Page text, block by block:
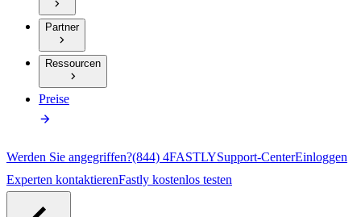
Partner
Ressourcen
Preise
Werden Sie angegriffen?(844) 4FASTLYSupport-CenterEinloggen
Experten kontaktierenFastly kostenlos testen